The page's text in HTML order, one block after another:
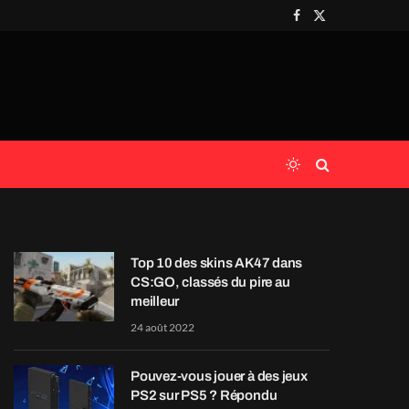
Facebook
X
Top 10 des skins AK47 dans
CS:GO, classés du pire au
meilleur
24 août 2022
Pouvez-vous jouer à des jeux
PS2 sur PS5 ? Répondu